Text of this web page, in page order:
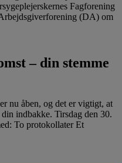
Fagforening
(DA) om
– din stemme
nu åben, og det er vigtigt, at
indbakke. Tirsdag den 30.
To protokollater Et